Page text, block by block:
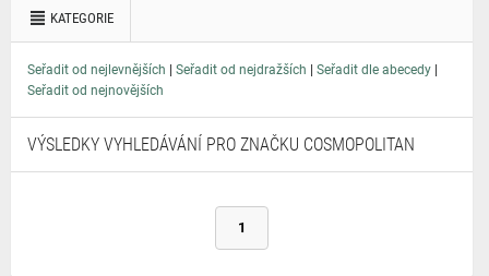
KATEGORIE
Seřadit od nejlevnějších | Seřadit od nejdražších | Seřadit dle abecedy |
Seřadit od nejnovějších
VÝSLEDKY VYHLEDÁVÁNÍ PRO ZNAČKU COSMOPOLITAN
1